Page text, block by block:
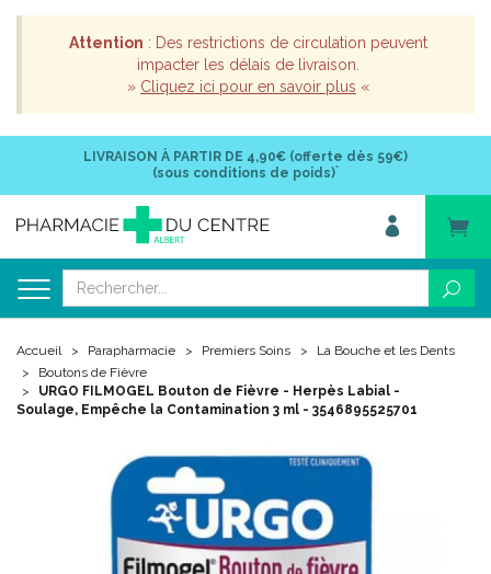
Attention : Des restrictions de circulation peuvent
impacter les délais de livraison.
» Cliquez ici pour en savoir plus «
LIVRAISON À PARTIR DE 4,90€ (offerte dès 59€)
(sous conditions de poids)*
Accueil Parapharmacie Premiers Soins
La Bouche et les Dents
Boutons de Fièvre
URGO FILMOGEL Bouton de Fièvre - Herpès Labial -
Soulage, Empêche la Contamination 3 ml - 3546895525701